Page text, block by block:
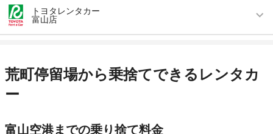
トヨタレンタカー
富山店
アクセス 富山駅より車で約7分（送迎なし）
荒町停留場から乗捨てできるレンタカ
ー
富山空港までの乗り捨て料金